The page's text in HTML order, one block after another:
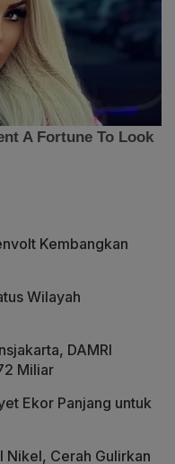
Kembangkan
Wilayah
DAMRI
Miliar
Ekor Panjang untuk
Nikel, Cerah Gulirkan